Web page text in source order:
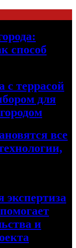
способ
с террасой
для
все
экспертиза
и